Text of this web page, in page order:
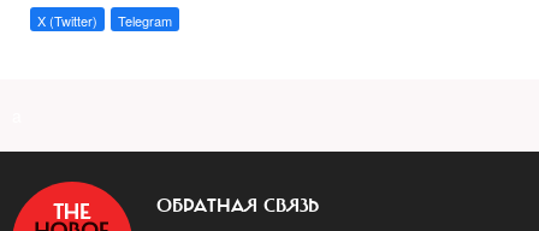
X (Twitter) Telegram
ОБРАТНАЯ СВЯЗЬ